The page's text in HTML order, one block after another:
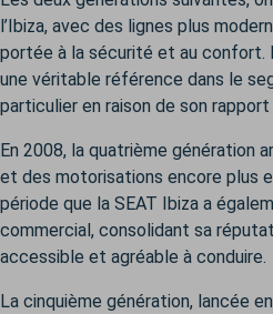
l’Ibiza, avec des lignes plus
portée à la sécurité et au confort.
une véritable référence dans le
particulier en raison de son
En 2008, la quatrième génération
et des motorisations encore plus
période que la SEAT Ibiza a
commercial, consolidant sa
accessible et agréable à conduire.
La cinquième génération, lancée